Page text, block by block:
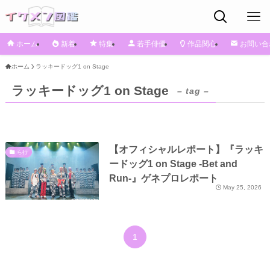
ホーム 新着 特集 若手俳優 作品関心 お問い
ホーム ラッキードッグ1 on Stage
ラッキードッグ1 on Stage – tag –
ら行
【オフィシャルレポート】『ラッキ
ードッグ1 on Stage -Bet and
Run-』ゲネプロレポート
May 25, 2026
1